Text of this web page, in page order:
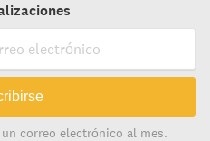
correo electrónico al mes.